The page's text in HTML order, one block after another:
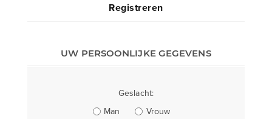
Registreren
UW PERSOONLIJKE GEGEVENS
Geslacht:
Man
Vrouw